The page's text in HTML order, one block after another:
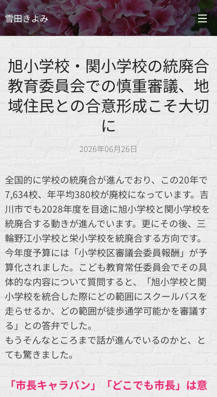
雪田きよみ
旭小学校・関小学校の統廃合
教育委員会での慎重審議、地
域住民との合意形成こそ大切
に
2026年06月26日
全国的に学校の統廃合が進んでおり、この20年で
7,634校、年平均380校が廃校になっています。吉
川市でも2028年度を目途に旭小学校と関小学校を
統廃合する動きが進んでいます。更にその後、三
輪野江小学校と栄小学校を統廃合する方向です。
今年度予算には「小学校区審議会委員報酬」が予
算化されました。こども教育常任委員会でその具
体的な内容について質問すると、「旭小学校と関
小学校を統合した際にどの範囲にスクールバスを
走らせるか、どの範囲が徒歩通学可能かを審議す
る」との答弁でした。
もうそんなところまで話が進んでいるのかと、と
ても驚きました。
「市長キャラバン」「どこでも市長」は意